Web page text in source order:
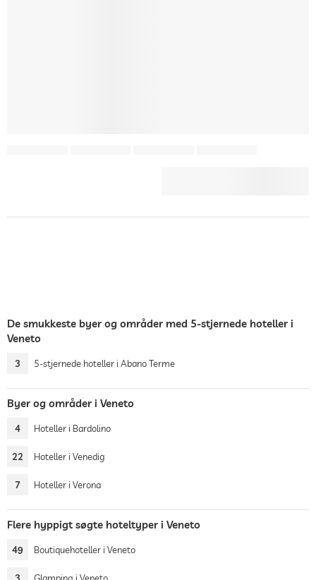
De smukkeste byer og områder med 5-stjernede hoteller i
Veneto
3 5-stjernede hoteller i Abano Terme
Byer og områder i Veneto
4 Hoteller i Bardolino
22 Hoteller i Venedig
7 Hoteller i Verona
Flere hyppigt søgte hoteltyper i Veneto
49 Boutiquehoteller i Veneto